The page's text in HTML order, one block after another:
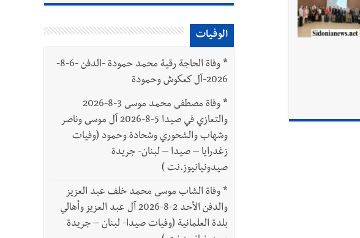
الوفيات
*
وفاة الحاجة رقية محمد حمودة -الدفن -6-8-
2026-آل كعكوش وحمودة
*
وفاة مصطفى محمد موسى 3-8-2026
والتعازي في صيدا 5-8-2026 آل موسى وناصر
وشهاب والشحوري وشحادة وحمود (وفيات
زغدرايا – صيدا – لبنان- جريدة
صيدونيانيوز.نت )
* وفاة الشاب موسى محمد خلف عبد العزيز
والدفن الأحد 2-8-2026 آل عبد العزيز وأهالي
بلدة العلمانية (وفيات صيدا- لبنان – جريدة